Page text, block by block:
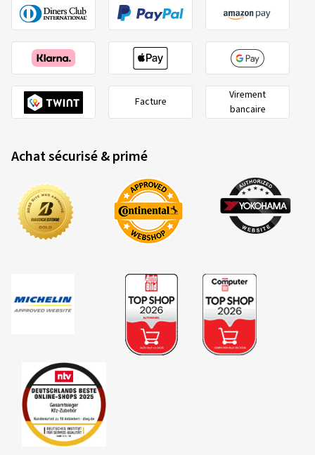
Facture
Virement
bancaire
Achat sécurisé & primé